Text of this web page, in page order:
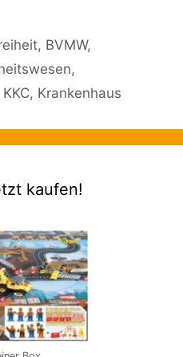
, BVMW,
,
KKC, Krankenhaus
kaufen!